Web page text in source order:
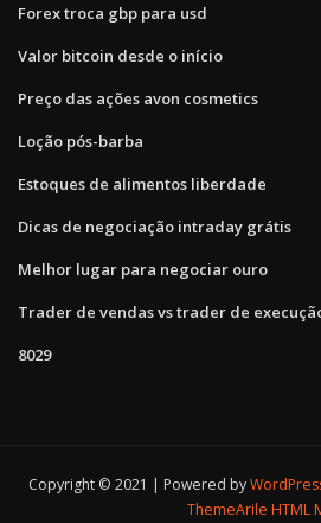
Forex troca gbp para usd
Valor bitcoin desde o início
Preço das ações avon cosmetics
Loção pós-barba
Estoques de alimentos liberdade
Dicas de negociação intraday grátis
Melhor lugar para negociar ouro
Trader de vendas vs trader de
8029
Copyright © 2021 | Powered by
ThemeArile HTML